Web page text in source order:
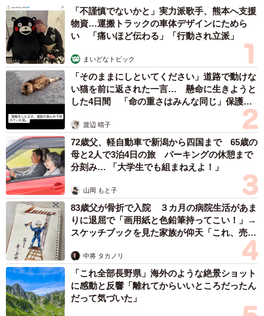
ただきました」
コーヒー豆、左から脱穀前、脱穀後、焙煎後
実際にその生豆を見せてもらうと、豆は黄色っぽく豆菓
子のような感じ。「これはまだ殻がついた状態です。殻を
脱穀したもの、そして焙煎したものがこちらになりま
す」。倉田さんにそう言われ、出された豆をじっくりなが
「不謹慎でないかと」実力派歌手、熊本へ支援
物資…運搬トラックの車体デザインにためら
い 「痛いほど伝わる」「行動され立派」
まいどなトピック
「そのままにしといてください」道路で動けな
い猫を前に返された一言… 懸命に生きようと
した4日間 「命の重さはみんな同じ」保護団
渡辺 晴子
72歳父、軽自動車で新潟から四国まで 65歳の
母と2人で3泊4日の旅 パーキングの休憩まで
分刻み… 「大学生でも組まねえよ！」
山岡 もと子
83歳父が骨折で入院 ３カ月の病院生活があま
りに退屈で「画用紙と色鉛筆持ってこい！」→
スケッチブックを見た家族が仰天「これ、売れ
中将 タカノリ
「これ全部長野県」海外のような絶景ショット
に感動と反響「離れてからいいところだったん
だって気づいた」